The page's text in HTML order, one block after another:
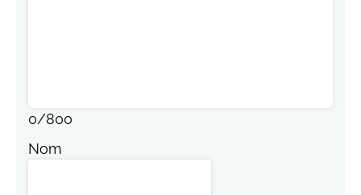
0/800
Nom